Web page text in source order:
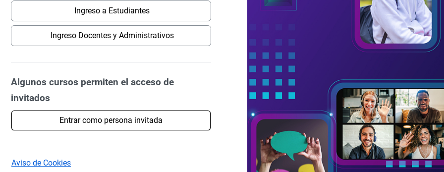
Ingreso a Estudiantes
Ingreso Docentes y Administrativos
Algunos cursos permiten el acceso de
invitados
Entrar como persona invitada
Aviso de Cookies